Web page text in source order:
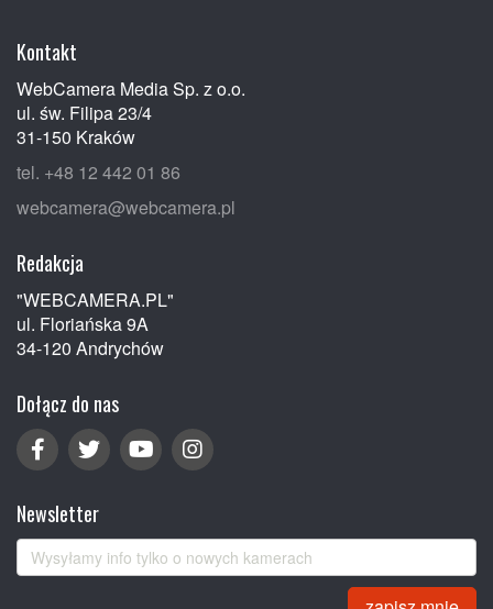
Kontakt
WebCamera Media Sp. z o.o.
ul. św. Filipa 23/4
31-150 Kraków
tel. +48 12 442 01 86
webcamera@webcamera.pl
Redakcja
"WEBCAMERA.PL"
ul. Floriańska 9A
34-120 Andrychów
Dołącz do nas
Newsletter